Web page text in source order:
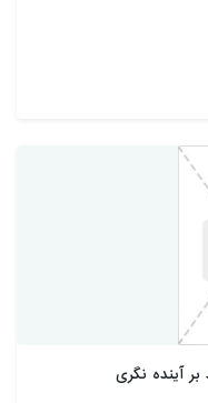
بر آینده نگری